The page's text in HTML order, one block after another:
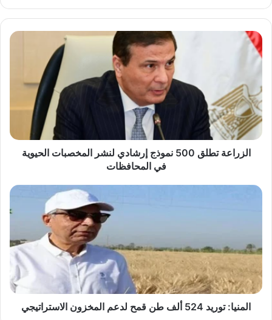
الزراعة
تطلق
500
إرشادي
لنشر
المخصبات
الحيوية
في
المحافظات
الزراعة تطلق 500 نموذج إرشادي لنشر المخصبات الحيوية
في المحافظات
المنيا:
قمح
لدعم
المخزون
الاستراتيجي
المنيا: توريد 524 ألف طن قمح لدعم المخزون الاستراتيجي